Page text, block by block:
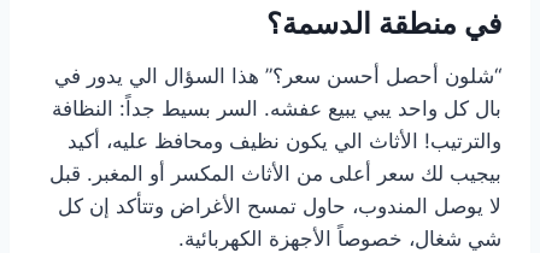
في منطقة الدسمة؟
“شلون أحصل أحسن سعر؟” هذا السؤال الي يدور في
بال كل واحد يبي يبيع عفشه. السر بسيط جداً: النظافة
والترتيب! الأثاث الي يكون نظيف ومحافظ عليه، أكيد
بيجيب لك سعر أعلى من الأثاث المكسر أو المغبر. قبل
لا يوصل المندوب، حاول تمسح الأغراض وتتأكد إن كل
شي شغال، خصوصاً الأجهزة الكهربائية.